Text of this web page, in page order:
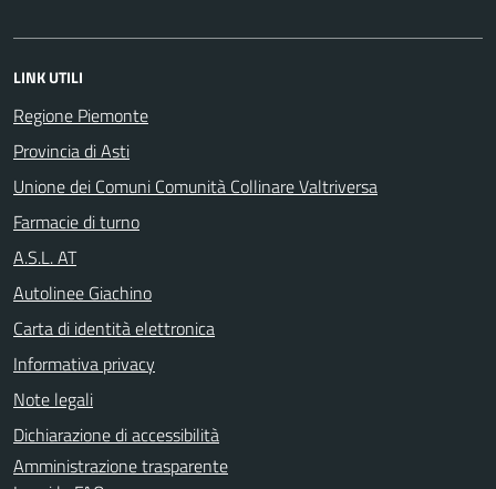
LINK UTILI
Regione Piemonte
Provincia di Asti
Unione dei Comuni Comunità Collinare Valtriversa
Farmacie di turno
A.S.L. AT
Autolinee Giachino
Carta di identità elettronica
Informativa privacy
Note legali
Dichiarazione di accessibilità
Amministrazione trasparente